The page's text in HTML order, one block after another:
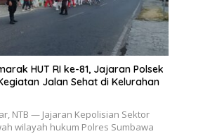
HUT RI ke-81, Jajaran Polsek
Jalan Sehat di Kelurahan
NTB — Jajaran Kepolisian Sektor
wilayah hukum Polres Sumbawa